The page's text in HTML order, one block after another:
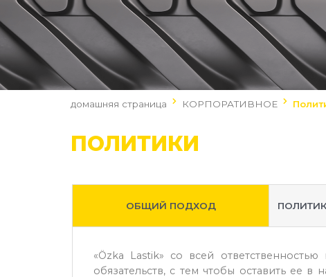
домашняя страница КОРПОРАТИВНОЕ
ПОЛИТИКИ
ОБЩИЙ ПОДХОД
«Özka Lastik» со всей
обязательств, с тем чтобы оставить ее